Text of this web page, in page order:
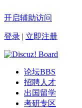
开启辅助访问
登录 | 立即注册
论坛BBS
招聘人才
出国留学
考研专区